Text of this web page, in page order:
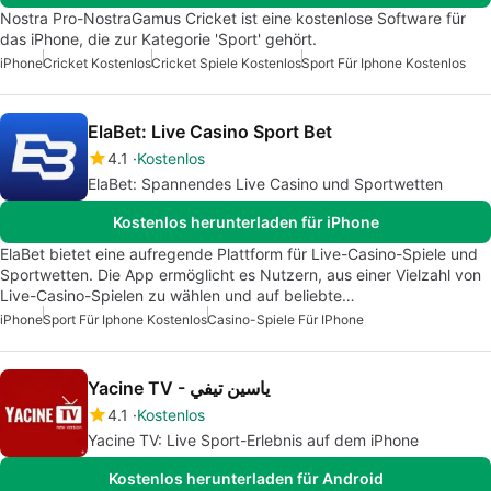
Nostra Pro-NostraGamus Cricket ist eine kostenlose Software für
das iPhone, die zur Kategorie 'Sport' gehört.
iPhoneCricket KostenlosCricket Spiele KostenlosSport Für Iphone Kostenlos
ElaBet: Live Casino Sport Bet
4.1
Kostenlos
ElaBet: Spannendes Live Casino und Sportwetten
Kostenlos herunterladen für iPhone
ElaBet bietet eine aufregende Plattform für Live-Casino-Spiele und
Sportwetten. Die App ermöglicht es Nutzern, aus einer Vielzahl von
Live-Casino-Spielen zu wählen und auf beliebte…
iPhoneSport Für Iphone KostenlosCasino-Spiele Für IPhone
Yacine TV - ياسين تيفي
4.1
Kostenlos
Yacine TV: Live Sport-Erlebnis auf dem iPhone
Kostenlos herunterladen für Android